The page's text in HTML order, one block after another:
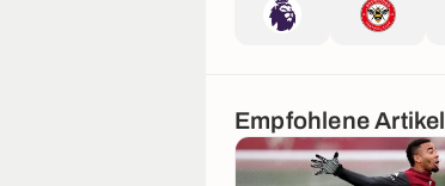
Empfohlene Artikel